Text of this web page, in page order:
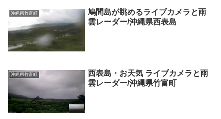
沖縄県竹富町
鳩間島が眺めるライブカメラと雨
雲レーダー/沖縄県西表島
沖縄県竹富町
西表島・お天気 ライブカメラと雨
雲レーダー/沖縄県竹富町